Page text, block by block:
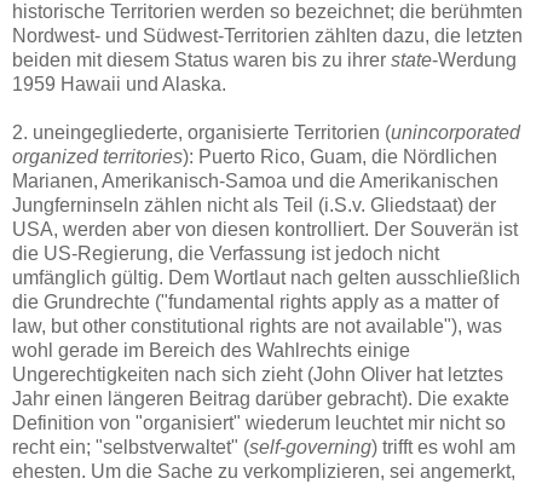
historische Territorien werden so bezeichnet; die berühmten
Nordwest- und Südwest-Territorien zählten dazu, die letzten
beiden mit diesem Status waren bis zu ihrer state-Werdung
1959 Hawaii und Alaska.
2. uneingegliederte, organisierte Territorien (unincorporated
organized territories): Puerto Rico, Guam, die Nördlichen
Marianen, Amerikanisch-Samoa und die Amerikanischen
Jungferninseln zählen nicht als Teil (i.S.v. Gliedstaat) der
USA, werden aber von diesen kontrolliert. Der Souverän ist
die US-Regierung, die Verfassung ist jedoch nicht
umfänglich gültig. Dem Wortlaut nach gelten ausschließlich
die Grundrechte ("fundamental rights apply as a matter of
law, but other constitutional rights are not available"), was
wohl gerade im Bereich des Wahlrechts einige
Ungerechtigkeiten nach sich zieht (John Oliver hat letztes
Jahr einen längeren Beitrag darüber gebracht). Die exakte
Definition von "organisiert" wiederum leuchtet mir nicht so
recht ein; "selbstverwaltet" (self-governing) trifft es wohl am
ehesten. Um die Sache zu verkomplizieren, sei angemerkt,